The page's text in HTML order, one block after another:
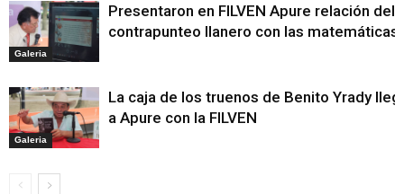
Galeria
Presentaron en FILVEN Apure relación del
contrapunteo llanero con las matemáticas
Galeria
La caja de los truenos de Benito Yrady
a Apure con la FILVEN